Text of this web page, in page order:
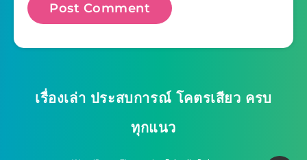
เรื่องเล่า ประสบการณ์ โคตรเสียว ครบ
ทุกแนว